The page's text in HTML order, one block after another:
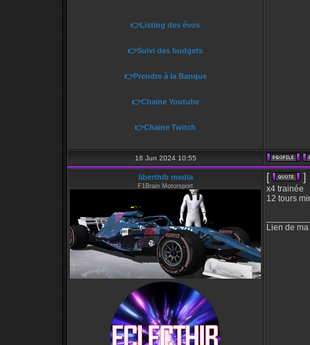
👉Listing des évos
👉Suivi des budgets
👉Prendre à la Banque
👉Chaine Youtube
👉Chaine Twitch
16 Jun 2024 10:55
liberthib media
F1Brain Motorsport
[ ]
x4 trainée
12 tours
Lien de